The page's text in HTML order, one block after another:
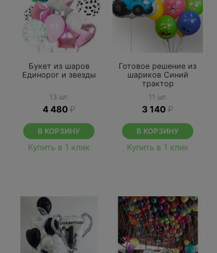
Букет из шаров
Единорог и звезды
13 шт.
4 480 ₽
В КОРЗИНУ
Купить в 1 клик
Готовое решение из
шариков Синий
трактор
11 шт.
3 140 ₽
В КОРЗИНУ
Купить в 1 клик